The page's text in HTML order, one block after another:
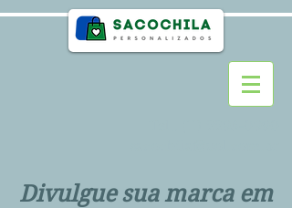
Divulgue sua marca em